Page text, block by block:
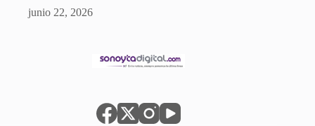
junio 22, 2026